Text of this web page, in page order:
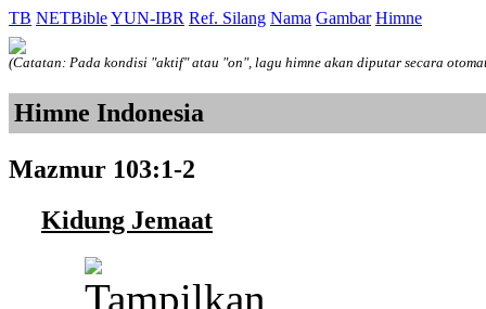
TB NETBibleYUN-IBR Ref. Silang Nama Gambar Himne
(Catatan: Pada kondisi "aktif" atau "on", lagu himne akan diputar secara
Himne Indonesia
Mazmur 103:1-2
Kidung Jemaat